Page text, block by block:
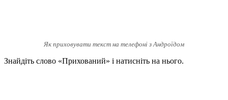
Як приховувати текст на телефоні з Андроїдом
Знайдіть слово «Прихований» і натисніть на нього.